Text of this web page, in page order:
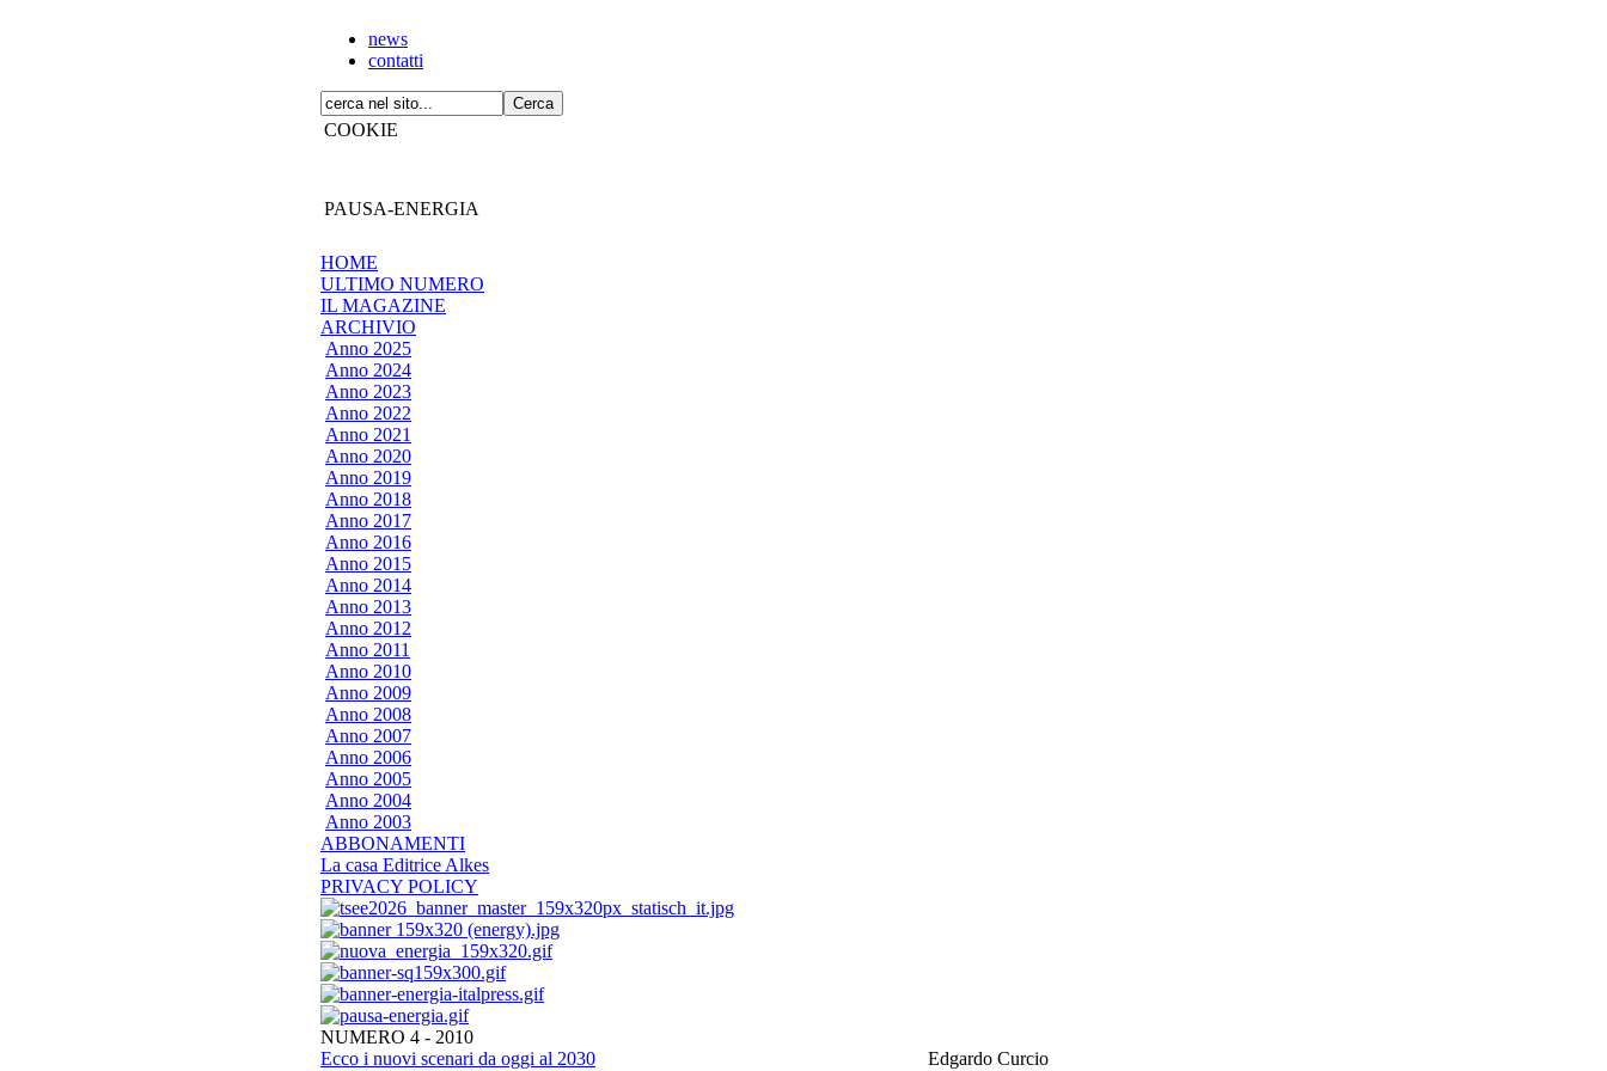
news
contatti
COOKIE
PAUSA-ENERGIA
HOME
ULTIMO NUMERO
IL MAGAZINE
ARCHIVIO
Anno 2025
Anno 2024
Anno 2023
Anno 2022
Anno 2021
Anno 2020
Anno 2019
Anno 2018
Anno 2017
Anno 2016
Anno 2015
Anno 2014
Anno 2013
Anno 2012
Anno 2011
Anno 2010
Anno 2009
Anno 2008
Anno 2007
Anno 2006
Anno 2005
Anno 2004
Anno 2003
ABBONAMENTI
La casa Editrice Alkes
PRIVACY POLICY
NUMERO 4 - 2010
Ecco i nuovi scenari da oggi al 2030
Edgardo Curcio